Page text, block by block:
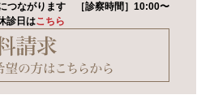
つながります
［診察時間］10:00〜
診日はこちら